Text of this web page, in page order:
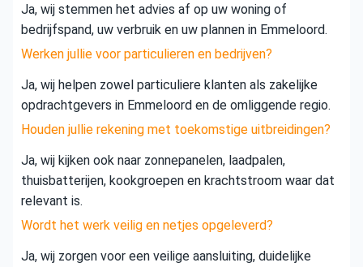
Ja, wij stemmen het advies af op uw woning of
bedrijfspand, uw verbruik en uw plannen in Emmeloord.
Werken jullie voor particulieren en bedrijven?
Ja, wij helpen zowel particuliere klanten als zakelijke
opdrachtgevers in Emmeloord en de omliggende regio.
Houden jullie rekening met toekomstige uitbreidingen?
Ja, wij kijken ook naar zonnepanelen, laadpalen,
thuisbatterijen, kookgroepen en krachtstroom waar dat
relevant is.
Wordt het werk veilig en netjes opgeleverd?
Ja, wij zorgen voor een veilige aansluiting, duidelijke